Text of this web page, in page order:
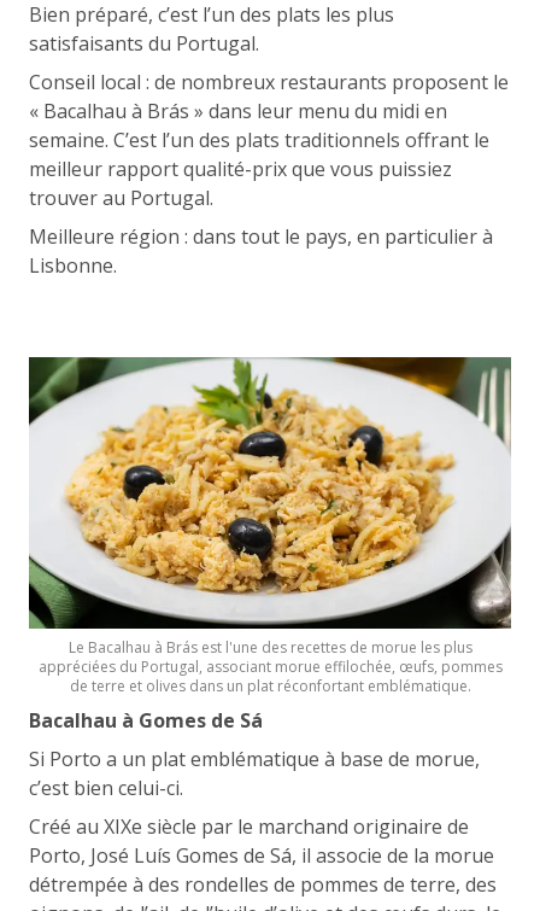
Bien préparé, c’est l’un des plats les plus
satisfaisants du Portugal.
Conseil local : de nombreux restaurants proposent le
« Bacalhau à Brás » dans leur menu du midi en
semaine. C’est l’un des plats traditionnels offrant le
meilleur rapport qualité-prix que vous puissiez
trouver au Portugal.
Meilleure région : dans tout le pays, en particulier à
Lisbonne.
Le Bacalhau à Brás est l'une des recettes de morue les plus
appréciées du Portugal, associant morue effilochée, œufs, pommes
de terre et olives dans un plat réconfortant emblématique.
Bacalhau à Gomes de Sá
Si Porto a un plat emblématique à base de morue,
c’est bien celui-ci.
Créé au XIXe siècle par le marchand originaire de
Porto, José Luís Gomes de Sá, il associe de la morue
détrempée à des rondelles de pommes de terre, des